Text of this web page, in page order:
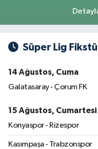
Süper Lig
14 Ağustos, Cuma
Galatasaray - Çorum FK
15 Ağustos, Cumartesi
Konyaspor - Rizespor
Kasımpaşa - Trabzonspor